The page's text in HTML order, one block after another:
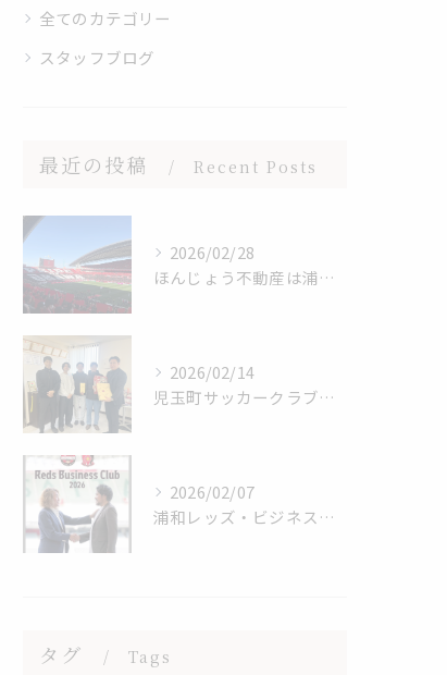
全てのカテゴリー
スタッフブログ
最近の投稿 Recent Posts
2026/02/28
ほんじょう不動産は浦和レッズを応援しています⚽
2026/02/14
児玉町サッカークラブ・2026年シーズンご挨拶
2026/02/07
浦和レッズ・ビジネスクラブ・会員継続
タグ Tags